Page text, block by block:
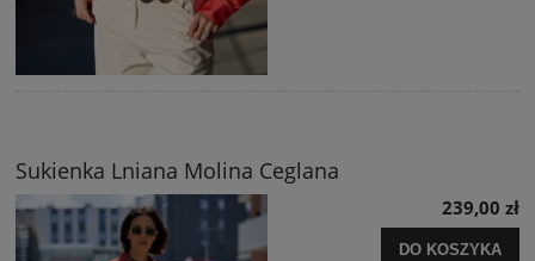
Sukienka Lniana Molina Ceglana
239,00 zł
DO KOSZYKA